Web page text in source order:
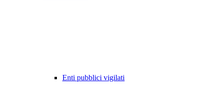
Enti pubblici vigilati